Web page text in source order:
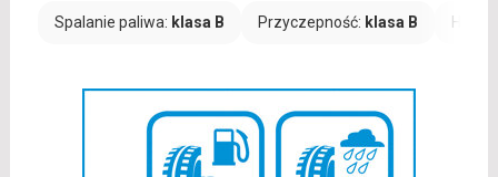
Spalanie paliwa: klasa B Przyczepność: klasa B Hałas: